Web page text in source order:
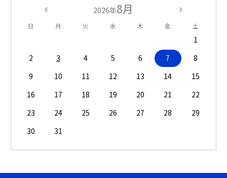
2026年8月
日 月 火 水 木 金 土
1
2
3 4 5 6 7
8
9
10 11 12 13 14
15
16
17 18 19 20 21
22
23
24 25 26 27 28
29
30
31